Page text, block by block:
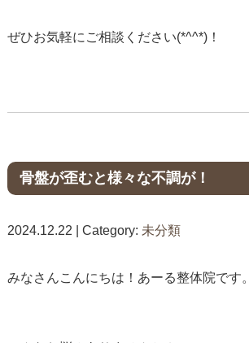
ぜひお気軽にご相談ください(*^^*)！
骨盤が歪むと様々な不調が！
2024.12.22 | Category: 未分類
みなさんこんにちは！あーる整体院です。